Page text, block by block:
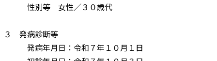
性別等 女性／３０歳代
３ 発病診断等
発病年月日：令和７年１０月１日